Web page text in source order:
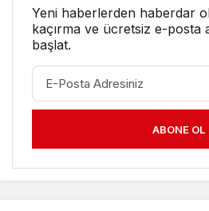
Yeni haberlerden haberdar
kaçırma ve ücretsiz e-posta
başlat.
ABONE OL